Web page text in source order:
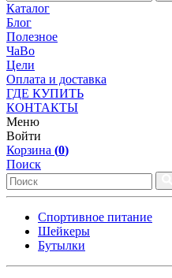
Каталог
Блог
Полезное
ЧаВо
Цели
Оплата и доставка
ГДЕ КУПИТЬ
КОНТАКТЫ
Меню
Войти
Корзина (0)
Поиск
Спортивное питание
Шейкеры
Бутылки